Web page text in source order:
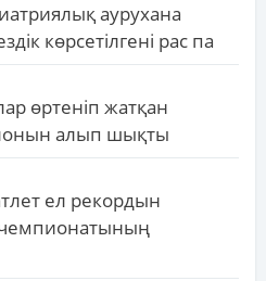
аурухана
көрсетілгені рас па
өртеніп жатқан
алып шықты
ел рекордын